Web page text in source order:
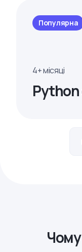
Популярна
4+ місяці
Python